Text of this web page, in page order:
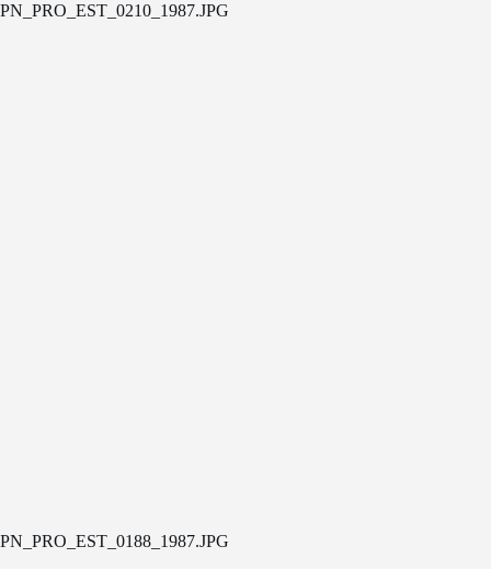
PN_PRO_EST_0210_1987.JPG
PN_PRO_EST_0188_1987.JPG